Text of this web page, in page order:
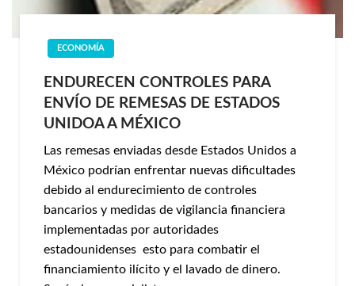
ECONOMÍA
ENDURECEN CONTROLES PARA
ENVÍO DE REMESAS DE ESTADOS
UNIDOA A MÉXICO
Las remesas enviadas desde Estados Unidos a
México podrían enfrentar nuevas dificultades
debido al endurecimiento de controles
bancarios y medidas de vigilancia financiera
implementadas por autoridades
estadounidenses esto para combatir el
financiamiento ilícito y el lavado de dinero.